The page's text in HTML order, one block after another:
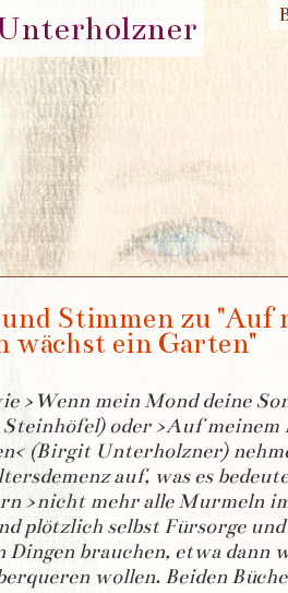
und Stimmen zu "Auf
wächst ein Garten"
>Wenn mein Mond deine
Steinhöfel) oder >Auf meinem
(Birgit Unterholzner)
auf, was es
>nicht mehr alle Murmeln
plötzlich selbst Fürsorge
Dingen brauchen, etwa dann
wollen. Beiden